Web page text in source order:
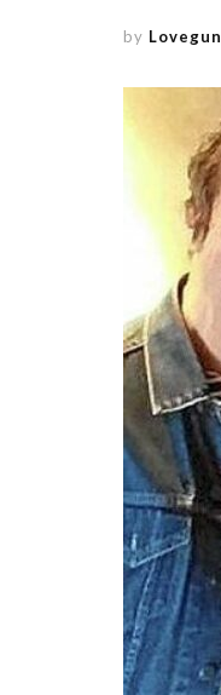
by Lovegun